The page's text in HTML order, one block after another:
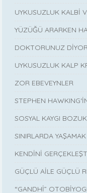
UYKUSUZLUK KALBİ
YÜZÜĞÜ ARARKEN
DOKTORUNUZ
UYKUSUZLUK KALP
ZOR EBEVEYNLER
STEPHEN
SOSYAL KAYGI
SINIRLARDA YAŞAMAK
KENDİNİ
GÜÇLÜ AİLE GÜÇLÜ
“GANDHİ”